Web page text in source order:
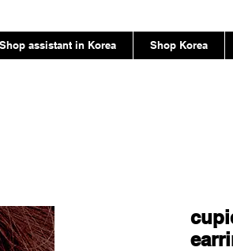
Shop assistant in Korea Shop Korea